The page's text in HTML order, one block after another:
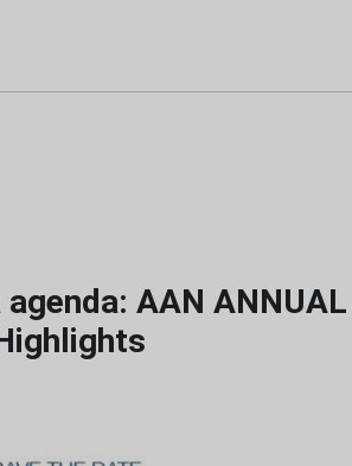
agenda: AAN